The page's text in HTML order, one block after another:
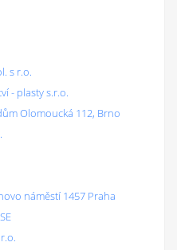
s r.o.
- plasty s.r.o.
Olomoucká 112, Brno
náměstí 1457 Praha